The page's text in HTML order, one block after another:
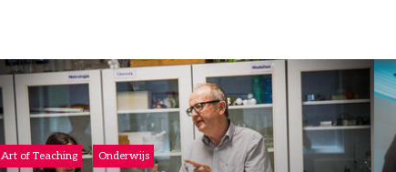
Art of Teaching Onderwijs